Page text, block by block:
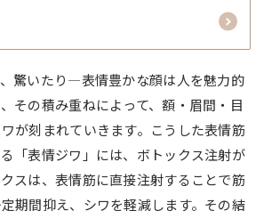
驚いたり―表情豊かな顔は人を魅力的
その積み重ねによって、額・眉間・目
が刻まれていきます。こうした表情筋
「表情ジワ」には、ボトックス注射が
スは、表情筋に直接注射することで筋
期間抑え、シワを軽減します。その結